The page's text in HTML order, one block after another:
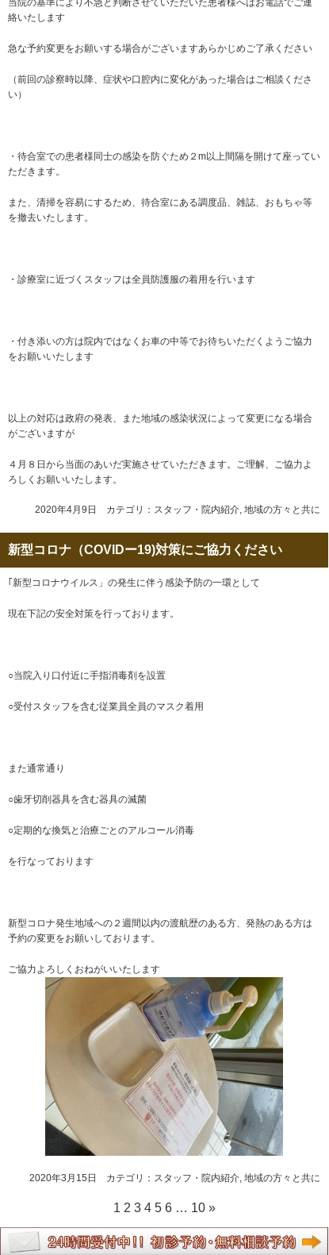
当院の基準により不急と判断させていただいた患者様へはお電話でご連
絡いたします
急な予約変更をお願いする場合がございますあらかじめご了承ください
（前回の診察時以降、症状や口腔内に変化があった場合はご相談くださ
い）
・待合室での患者様同士の感染を防ぐため２m以上間隔を開けて座ってい
ただきます。
また、清掃を容易にするため、待合室にある調度品、雑誌、おもちゃ等
を撤去いたします。
・診療室に近づくスタッフは全員防護服の着用を行います
・付き添いの方は院内ではなくお車の中等でお待ちいただくようご協力
をお願いいたします
以上の対応は政府の発表、また地域の感染状況によって変更になる場合
がございますが
４月８日から当面のあいだ実施させていただきます。ご理解、ご協力よ
ろしくお願いいたします。
2020年4月9日 カテゴリ： スタッフ・院内紹介, 地域の方々と共に
新型コロナ（COVIDー19)対策にご協力ください
｢新型コロナウイルス」の発生に伴う感染予防の一環として
現在下記の安全対策を行っております。
○当院入り口付近に手指消毒剤を設置
○受付スタッフを含む従業員全員のマスク着用
また通常通り
○歯牙切削器具を含む器具の滅菌
○定期的な換気と治療ごとのアルコール消毒
を行なっております
新型コロナ発生地域への２週間以内の渡航歴のある方、発熱のある方は
予約の変更をお願いしております。
ご協力よろしくおねがいいたします
2020年3月15日 カテゴリ： スタッフ・院内紹介, 地域の方々と共に
1 2 3 4 5 6 … 10 »